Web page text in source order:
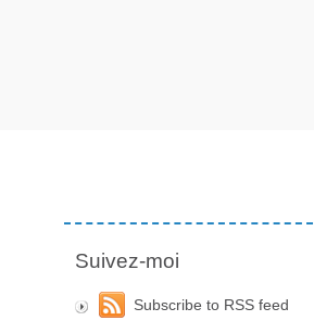
Suivez-moi
Subscribe to RSS feed